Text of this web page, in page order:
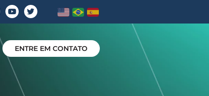
ENTRE EM CONTATO